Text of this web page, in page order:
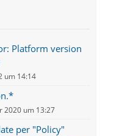
Platform version
um 14:14
2020 um 13:27
per "Policy"